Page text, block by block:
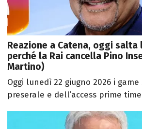
Reazione a Catena, oggi salta
perché la Rai cancella Pino
Martino)
Oggi lunedì 22 giugno 2026 i
preserale e dell’access prime time